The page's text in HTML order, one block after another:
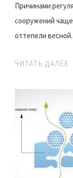
Причинами
сооружений
оттепели
ЧИТАТЬ ДАЛЕЕ